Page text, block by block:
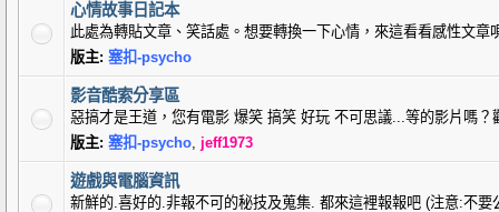
心情故事日記本
此處為轉貼文章、笑話處。想要轉換一下心情，來這看看感性文章
版主: 塞扣-psycho
影音酷索分享區
惡搞才是王道，您有電影 爆笑 搞笑 好玩 不可思議...等的影片嗎？
版主: 塞扣-psycho, jeff1973
遊戲與電腦資訊
新鮮的.喜好的.非報不可的秘技及蒐集. 都來這裡報報吧 (注意:不